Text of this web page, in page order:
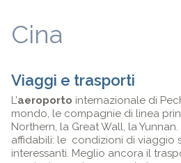
Cina
Viaggi e trasporti
L’aeroporto internazionale di
mondo, le compagnie di linea
Northern, la Great Wall, la Yunnan.
affidabili: le condizioni di viaggio
interessanti. Meglio ancora il